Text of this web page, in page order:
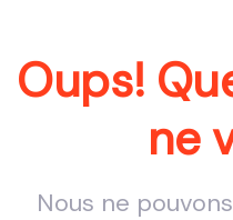
Oups!
ne
Nous ne